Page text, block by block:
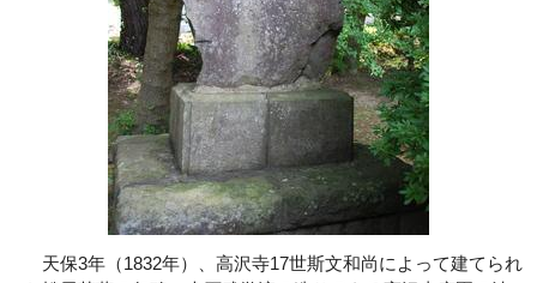
天保3年（1832年）、高沢寺17世斯文和尚によって建てられ